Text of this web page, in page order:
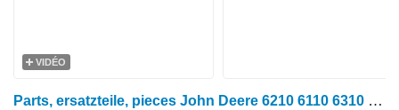
VIDÉO
Parts, ersatzteile, pieces John Deere 6210 6110 6310 pièces détachées pour tracteur à roues John Deere 6210 6110 6310